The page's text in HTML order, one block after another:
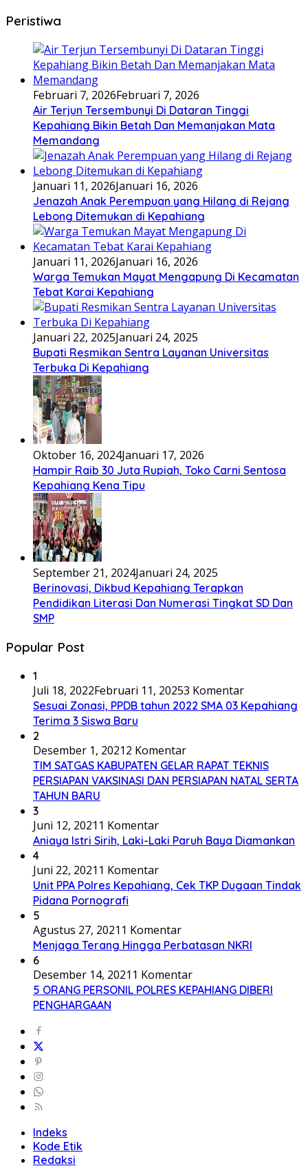
Peristiwa
Februari 7, 2026Februari 7, 2026
Air Terjun Tersembunyi Di Dataran Tinggi
Kepahiang Bikin Betah Dan Memanjakan Mata
Memandang
Januari 11, 2026Januari 16, 2026
Jenazah Anak Perempuan yang Hilang di Rejang
Lebong Ditemukan di Kepahiang
Januari 11, 2026Januari 16, 2026
Warga Temukan Mayat Mengapung Di Kecamatan
Tebat Karai Kepahiang
Januari 22, 2025Januari 24, 2025
Bupati Resmikan Sentra Layanan Universitas
Terbuka Di Kepahiang
Oktober 16, 2024Januari 17, 2026
Hampir Raib 30 Juta Rupiah, Toko Carni Sentosa
Kepahiang Kena Tipu
September 21, 2024Januari 24, 2025
Berinovasi, Dikbud Kepahiang Terapkan
Pendidikan Literasi Dan Numerasi Tingkat SD Dan
SMP
Popular Post
1
Juli 18, 2022Februari 11, 20253 Komentar
Sesuai Zonasi, PPDB tahun 2022 SMA 03 Kepahiang
Terima 3 Siswa Baru
2
Desember 1, 20212 Komentar
TIM SATGAS KABUPATEN GELAR RAPAT TEKNIS
PERSIAPAN VAKSINASI DAN PERSIAPAN NATAL SERTA
TAHUN BARU
3
Juni 12, 2021 1 Komentar
Aniaya Istri Sirih, Laki-Laki Paruh Baya Diamankan
4
Juni 22, 2021 1 Komentar
Unit PPA Polres Kepahiang, Cek TKP Dugaan Tindak
Pidana Pornografi
5
Agustus 27, 2021 1 Komentar
Menjaga Terang Hingga Perbatasan NKRI
6
Desember 14, 2021 1 Komentar
5 ORANG PERSONIL POLRES KEPAHIANG DIBERI
PENGHARGAAN
Indeks
Kode Etik
Redaksi